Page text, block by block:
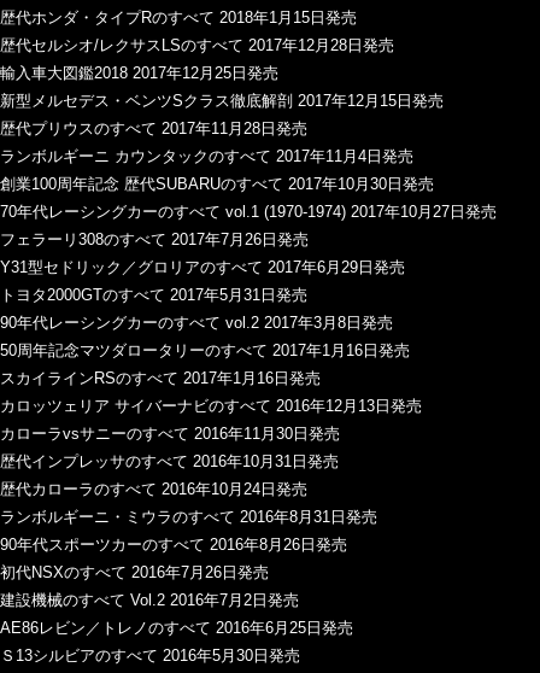
歴代ホンダ・タイプRのすべて 2018年1月15日発売
歴代セルシオ/レクサスLSのすべて 2017年12月28日発売
輸入車大図鑑2018 2017年12月25日発売
新型メルセデス・ベンツSクラス徹底解剖 2017年12月15日発売
歴代プリウスのすべて 2017年11月28日発売
ランボルギーニ カウンタックのすべて 2017年11月4日発売
創業100周年記念 歴代SUBARUのすべて 2017年10月30日発売
70年代レーシングカーのすべて vol.1 (1970-1974) 2017年10月27日発売
フェラーリ308のすべて 2017年7月26日発売
Y31型セドリック／グロリアのすべて 2017年6月29日発売
トヨタ2000GTのすべて 2017年5月31日発売
90年代レーシングカーのすべて vol.2 2017年3月8日発売
50周年記念マツダロータリーのすべて 2017年1月16日発売
スカイラインRSのすべて 2017年1月16日発売
カロッツェリア サイバーナビのすべて 2016年12月13日発売
カローラvsサニーのすべて 2016年11月30日発売
歴代インプレッサのすべて 2016年10月31日発売
歴代カローラのすべて 2016年10月24日発売
ランボルギーニ・ミウラのすべて 2016年8月31日発売
90年代スポーツカーのすべて 2016年8月26日発売
初代NSXのすべて 2016年7月26日発売
建設機械のすべて Vol.2 2016年7月2日発売
AE86レビン／トレノのすべて 2016年6月25日発売
Ｓ13シルビアのすべて 2016年5月30日発売